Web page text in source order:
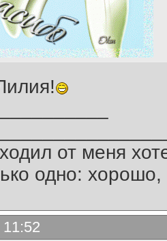
от меня
одно: